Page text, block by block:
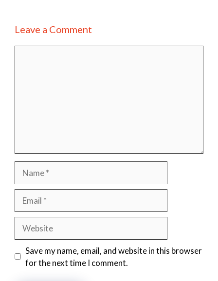
Leave a Comment
Save my name, email, and website in this browser
for the next time I comment.